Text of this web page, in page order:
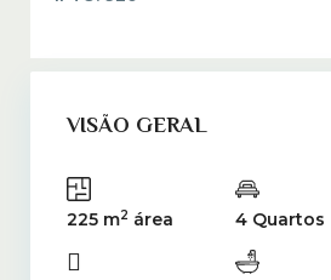
VISÃO GERAL
225 m2 área 4 Quartos